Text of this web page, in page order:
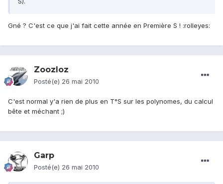
Gné ? C'est ce que j'ai fait cette année en Première S ! :rolleyes:
Zoozloz
Posté(e) 26 mai 2010
C'est normal y'a rien de plus en T°S sur les polynomes, du calcul
bête et méchant ;)
Garp
Posté(e) 26 mai 2010